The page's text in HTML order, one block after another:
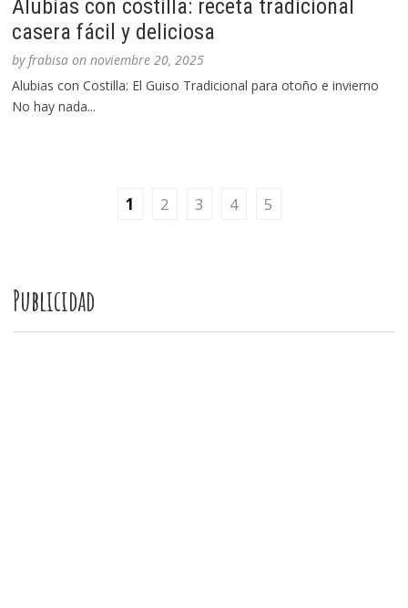
Alubias con costilla: receta tradicional
casera fácil y deliciosa
byfrabisa onnoviembre 20, 2025
Alubias con Costilla: El Guiso Tradicional para otoño e invierno
No hay nada...
1 2 3 4 5
Publicidad